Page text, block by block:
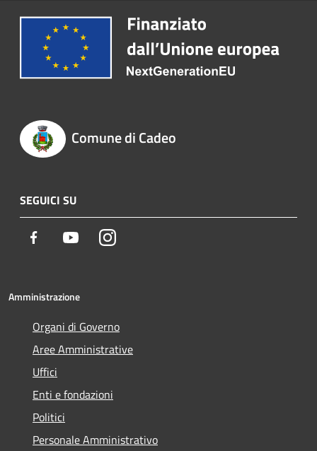
Comune di Cadeo
SEGUICI SU
Facebook YoutubeInstagram
Amministrazione
Organi di Governo
Aree Amministrative
Uffici
Enti e fondazioni
Politici
Personale Amministrativo